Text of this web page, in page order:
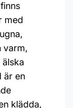
med
varm,
är en
klädda,